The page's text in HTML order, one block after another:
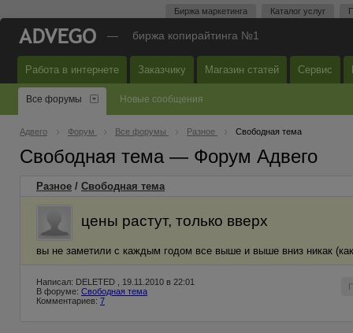
Биржа маркетинга Каталог услуг
— биржа копирайтинга №1
Работа в интернете Заказчику Магазин статей Сервис
Все форумы Новые сообщения
Адвего Форум Все форумы Разное Свободная тема
Свободная тема — Форум Адвего
Разное / Свободная тема
цены растут, только вверх
вы не заметили с каждым годом все выше и выше вниз никак
Написал: DELETED , 19.11.2010 в 22:01
В форуме: Свободная тема
Комментариев: 7